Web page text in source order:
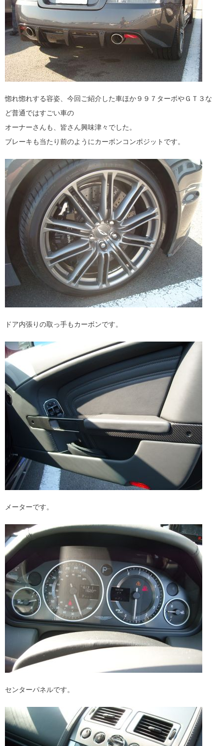
惚れ惚れする容姿、今回ご紹介した車ほか９９７ターボやＧＴ３な
ど普通ではすごい車の
オーナーさんも、皆さん興味津々でした。
ブレーキも当たり前のようにカーボンコンポジットです。
ドア内張りの取っ手もカーボンです。
メーターです。
センターパネルです。